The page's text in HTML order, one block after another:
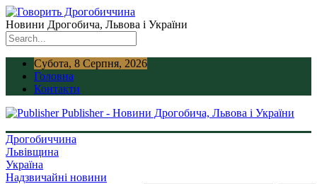
Новини Дрогобича, Львова і України
Субота, 8 Серпня, 2026
Головна
Контакти
Publisher - Новини Дрогобича, Львова і України
Дрогобиччина
Львівщина
Україна
Надзвичайні новини